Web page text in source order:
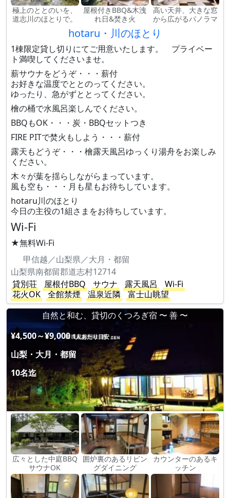
極上のととのいを、
道志川のほとりで。
屋根付きBBQ&木洩
れ日&焚き火
高い天井、大きな窓
から広がるパノラマ
hotaru・川のほとり
1棟限定貸し切りにてご用意いたします。 プライベー
ト満喫してくださいませ。
薪サウナをどうぞ・・・薪付
お好きな温度でととのってください。
ゆったり、急がずととってください。
檜の桶で水風呂楽しんでください。
BBQもOK・・・炭・BBQセットつき
FIRE PITで焚火もしよう・・・薪付
露天もどうぞ・・・檜露天風呂ゆっくり湯舟をお楽しみ
ください。
木々が葉を揺らしながらまっています。
風も空も・・・月も星もお待ちしています。
hotaru川のほとり
今日の主役の1組さまをお待ちしています。
Wi-Fi
★無料Wi-Fi
甲信越／山梨県／大月・都留
山梨県南都留郡道志村12714
貸別荘
屋根付BBQ サウナ 露天風呂
Wi-Fi
花火OK
全館禁煙 温泉近隣
富士山眺望
自然と和む、貸切のくつろぎ宿 〜 善 〜
¥4,500～¥9,000 1人あたり目安
山梨・大月・都留
10名迄
広々とした中庭BBQ
サウナOK
囲炉裏のあるリビン
グダイニング
カウンターのあるキ
ッチン